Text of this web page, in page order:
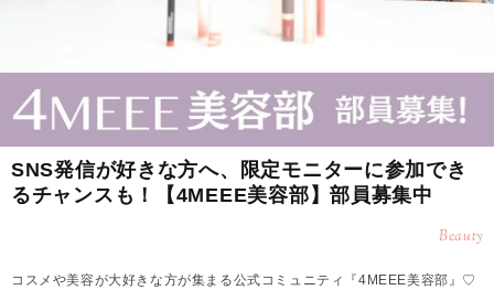
SNS発信が好きな方へ、限定モニターに参加でき
るチャンスも！【4MEEE美容部】部員募集中
Beauty
コスメや美容が大好きな方が集まる公式コミュニティ『4MEEE美容部』♡